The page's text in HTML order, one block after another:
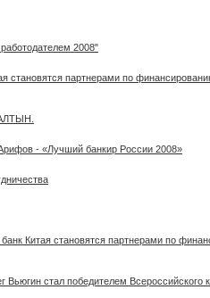
2008"
становятся партнерами по
- «Лучший банкир России 2008»
Китая становятся партнерами по
стал победителем Всероссийского